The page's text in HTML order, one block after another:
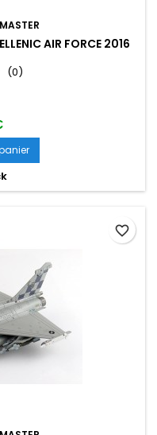
AIR FORCE 2016
(0)
favorite_border